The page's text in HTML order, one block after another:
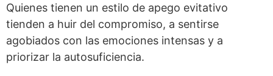
Quienes tienen un estilo de apego evitativo
tienden a huir del compromiso, a sentirse
agobiados con las emociones intensas y a
priorizar la autosuficiencia.